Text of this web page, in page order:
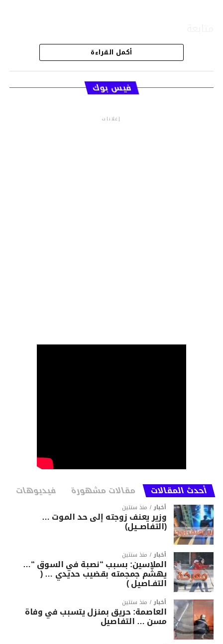
قسم الاخبار
أكمل القراءة
فيس بوك
إعلانات
أحدث المقالات مقالات مشهورة فيديوهات
أخبار منذ سنتين
وزير يعنف زوجته إلى حد الموت …
(التفاصــيل)
أخبار منذ سنتين
الملاسين: بسبب “نصبة في السوق “…
يهشّم جمجمته بقضيب حديدي … (
التفـاصيل )
أخبار منذ سنتين
العاصمة: حريق بمنزل يتسبب في وفاة
مسن … التفاصيل